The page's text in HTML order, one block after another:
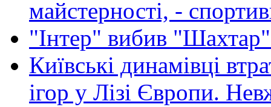
майстерності, -
"Інтер" вибив
Київські динамівці
ігор у Лізі Європи.